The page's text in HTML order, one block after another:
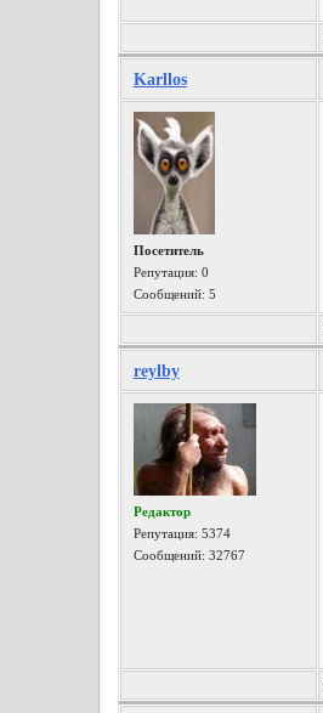
Karllos
Посетитель
Репутация: 0
Сообщений: 5
reylby
Редактор
Репутация: 5374
Сообщений: 32767